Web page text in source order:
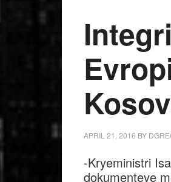
APRIL 21, 2016 BY
-Kryeministri
dokumenteve